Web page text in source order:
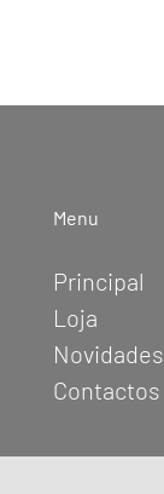
Menu
Principal
Loja
Novidades
Contactos